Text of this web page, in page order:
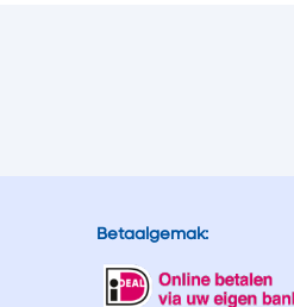
Betaalgemak: